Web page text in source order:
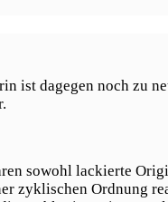
ist dagegen noch zu
sowohl lackierte
Ordnung